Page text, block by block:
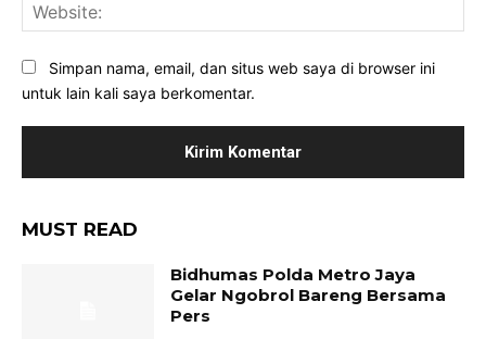
Simpan nama, email, dan situs web saya di browser ini
untuk lain kali saya berkomentar.
MUST READ
Bidhumas Polda Metro Jaya
Gelar Ngobrol Bareng Bersama
Pers